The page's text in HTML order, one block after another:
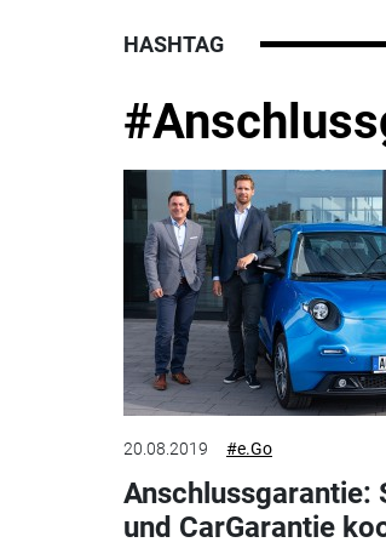
HASHTAG
20.08.2019 #e.Go
Anschlussgarantie:
und CarGarantie